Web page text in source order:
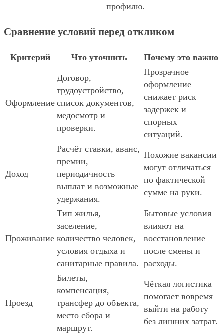
профилю.
Сравнение условий перед откликом
Критерий Что уточнить Почему это важно
Оформление
Договор,
трудоустройство,
список документов,
медосмотр и
проверки.
Прозрачное
оформление
снижает риск
задержек и
спорных
ситуаций.
Доход
Расчёт ставки, аванс,
премии,
периодичность
выплат и возможные
удержания.
Похожие вакансии
могут отличаться
по фактической
сумме на руки.
Проживание
Тип жилья,
заселение,
количество человек,
условия отдыха и
санитарные правила.
Бытовые условия
влияют на
восстановление
после смены и
расходы.
Проезд
Билеты,
компенсация,
трансфер до объекта,
место сбора и
маршрут.
Чёткая логистика
помогает вовремя
выйти на работу
без лишних затрат.